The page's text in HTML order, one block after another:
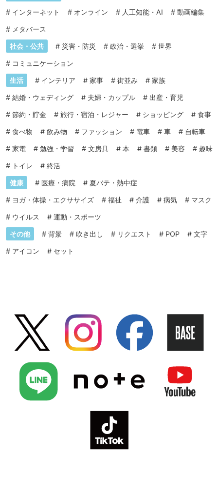
# インターネット # オンライン # 人工知能・AI # 動画編集
# メタバース
社会・公共 # 災害・防災 # 政治・選挙 # 世界
# コミュニケーション
生活 # インテリア # 家事 # 街並み # 家族
# 結婚・ウェディング # 夫婦・カップル # 出産・育児
# 節約・貯金 # 旅行・宿泊・レジャー # ショッピング # 食事
# 食べ物 # 飲み物 # ファッション # 電車 # 車 # 自転車
# 家電 # 勉強・学習 # 文房具 # 本 # 書類 # 美容 # 趣味
# トイレ # 終活
健康 # 医療・病院 # 夏バテ・熱中症
# ヨガ・体操・エクササイズ # 福祉 # 介護 # 病気 # マスク
# ウイルス # 運動・スポーツ
その他 # 背景 # 吹き出し # リクエスト # POP # 文字
# アイコン # セット